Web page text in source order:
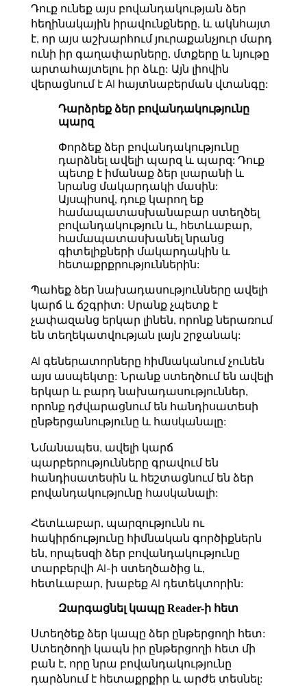
Դուք ունեք այս բովանդակության ձեր
հեղինակային իրավունքները, և ակնհայտ
է, որ այս աշխարհում յուրաքանչյուր մարդ
ունի իր գաղափարները, մտքերը և նյութը
արտահայտելու իր ձևը: Այն լիովին
վերացնում է AI հայտնաբերման վտանգը:
Դարձրեք ձեր բովանդակությունը
պարզ
Փորձեք ձեր բովանդակությունը
դարձնել ավելի պարզ և պարզ: Դուք
պետք է իմանաք ձեր լսարանի և
նրանց մակարդակի մասին:
Այսպիսով, դուք կարող եք
համապատասխանաբար ստեղծել
բովանդակություն և, հետևաբար,
համապատասխանել նրանց
գիտելիքների մակարդակին և
հետաքրքրություններին:
Պահեք ձեր նախադասությունները ավելի
կարճ և ճշգրիտ: Սրանք չպետք է
չափազանց երկար լինեն, որոնք ներառում
են տեղեկատվության լայն շրջանակ:
AI գեներատորները հիմնականում չունեն
այս ասպեկտը: Նրանք ստեղծում են ավելի
երկար և բարդ նախադասություններ,
որոնք դժվարացնում են հանդիսատեսի
ընթերցանությունը և հասկանալը:
Նմանապես, ավելի կարճ
պարբերությունները գրավում են
հանդիսատեսին և հեշտացնում են ձեր
բովանդակությունը հասկանալի:
Հետևաբար, պարզությունն ու
հակիրճությունը հիմնական գործիքներն
են, որպեսզի ձեր բովանդակությունը
տարբերվի AI-ի ստեղծածից և,
հետևաբար, խաբեք AI դետեկտորին:
Զարգացնել կապը Reader-ի հետ
Ստեղծեք ձեր կապը ձեր ընթերցողի հետ:
Ստեղծողի կապն իր ընթերցողի հետ մի
բան է, որը նրա բովանդակությունը
դարձնում է հետաքրքիր և արժե տեսնել: